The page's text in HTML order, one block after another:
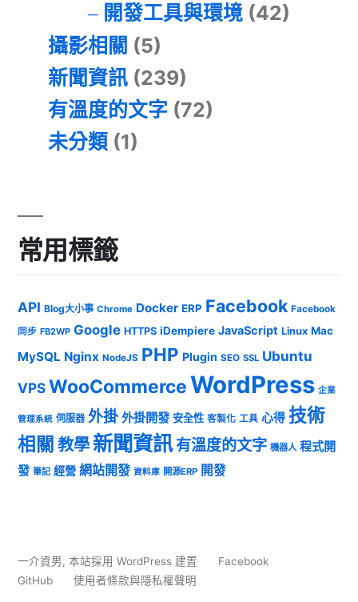
開發工具與環境(42)
攝影相關 (5)
新聞資訊 (239)
有溫度的文字 (72)
未分類 (1)
常用標籤
API Blog大小事 Chrome Docker ERP Facebook Facebook
同步 FB2WP Google HTTPS iDempiere JavaScript Linux Mac
MySQL Nginx NodeJS PHP Plugin SEO SSL Ubuntu
VPSWooCommerceWordPress 企業
管理系統 伺服器 外掛 外掛開發 安全性 客製化 工具 心得 技術
相關 教學 新聞資訊有溫度的文字 機器人 程式開
發 筆記 經營 網站開發 資料庫 開源ERP 開發
一介資男, 本站採用 WordPress 建置
Facebook
GitHub
使用者條款與隱私權聲明